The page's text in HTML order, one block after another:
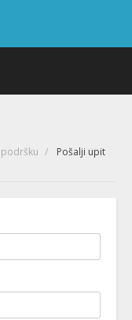
Pošalji upit